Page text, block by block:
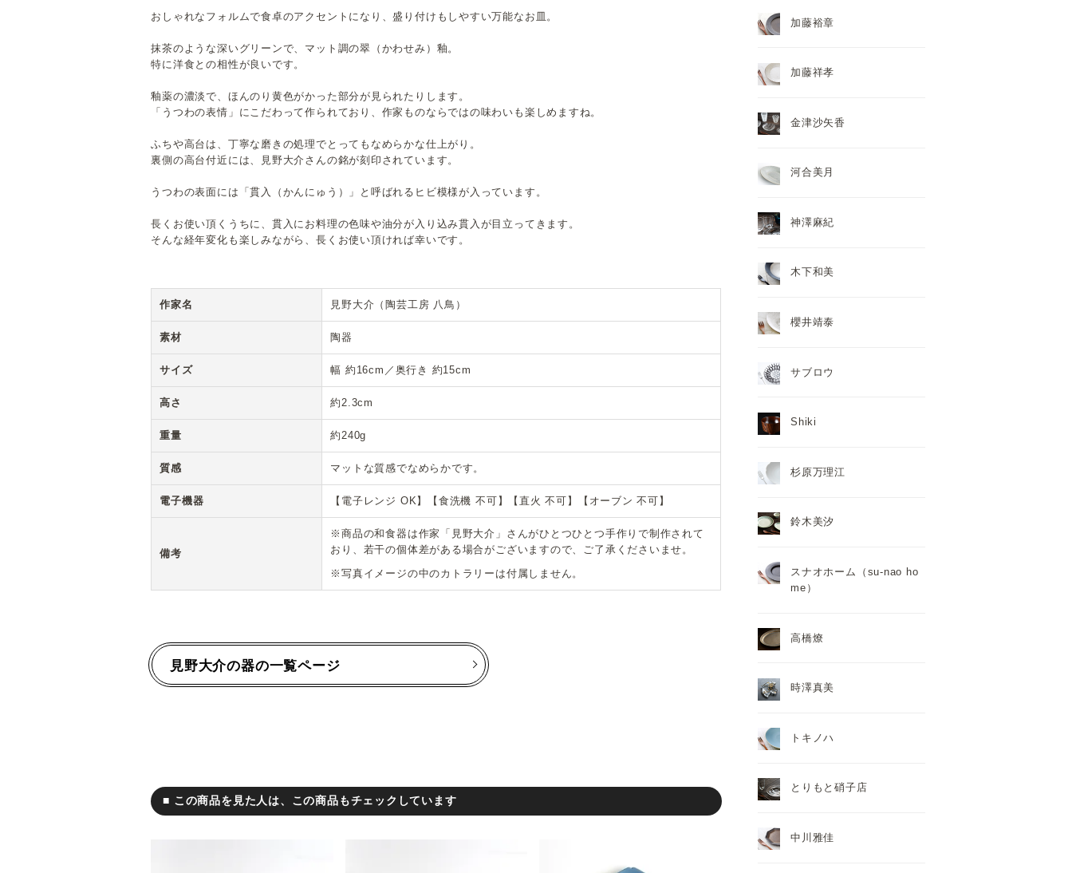
おしゃれなフォルムで食卓のアクセントになり、盛り付けもしやすい万能なお皿。
抹茶のような深いグリーンで、マット調の翠（かわせみ）釉。
特に洋食との相性が良いです。
釉薬の濃淡で、ほんのり黄色がかった部分が見られたりします。
「うつわの表情」にこだわって作られており、作家ものならではの味わいも楽しめますね。
ふちや高台は、丁寧な磨きの処理でとってもなめらかな仕上がり。
裏側の高台付近には、見野大介さんの銘が刻印されています。
うつわの表面には「貫入（かんにゅう）」と呼ばれるヒビ模様が入っています。
長くお使い頂くうちに、貫入にお料理の色味や油分が入り込み貫入が目立ってきます。
そんな経年変化も楽しみながら、長くお使い頂ければ幸いです。
作家名 見野大介（陶芸工房 八鳥）
素材 陶器
サイズ 幅 約16cm／奥行き 約15cm
高さ 約2.3cm
重量 約240g
質感 マットな質感でなめらかです。
電子機器 【電子レンジ OK】【食洗機 不可】【直火 不可】【オーブン 不可】
備考
※商品の和食器は作家「見野大介」さんがひとつひとつ手作りで制作されて
おり、若干の個体差がある場合がございますので、ご了承くださいませ。
※写真イメージの中のカトラリーは付属しません。
見野大介の器の一覧ページ
■ この商品を見た人は、この商品もチェックしています
加藤裕章
加藤祥孝
金津沙矢香
河合美月
神澤麻紀
木下和美
櫻井靖泰
サブロウ
Shiki
杉原万理江
鈴木美汐
スナオホーム（su-nao ho
me）
高橋燎
時澤真美
トキノハ
とりもと硝子店
中川雅佳